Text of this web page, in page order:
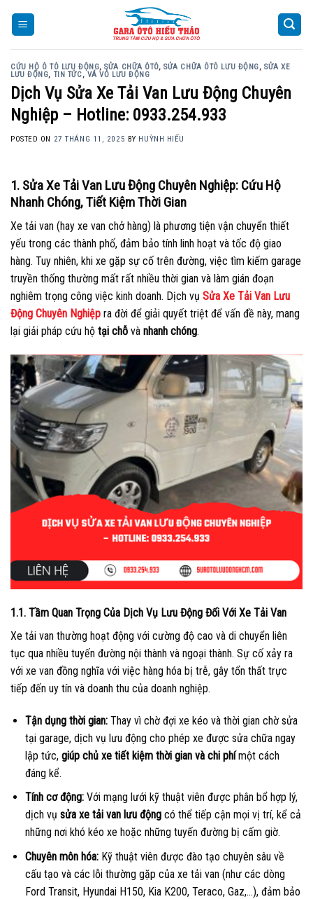
CỨU HỘ Ô TÔ LƯU ĐỘNG,SỬA CHỮA ÔTÔ,SỬA CHỮA ÔTÔ LƯU ĐỘNG,SỬA XE
LƯU ĐỘNG, TIN TỨC, VÁ VỎ LƯU ĐỘNG
Dịch Vụ Sửa Xe Tải Van Lưu Động Chuyên
Nghiệp – Hotline: 0933.254.933
POSTED ON 27 THÁNG 11, 2025 BY HUỲNH HIẾU
1. Sửa Xe Tải Van Lưu Động Chuyên Nghiệp: Cứu Hộ
Nhanh Chóng, Tiết Kiệm Thời Gian
Xe tải van (hay xe van chở hàng) là phương tiện vận chuyển thiết
yếu trong các thành phố, đảm bảo tính linh hoạt và tốc độ giao
hàng. Tuy nhiên, khi xe gặp sự cố trên đường, việc tìm kiếm garage
truyền thống thường mất rất nhiều thời gian và làm gián đoạn
nghiêm trọng công việc kinh doanh. Dịch vụ Sửa Xe Tải Van Lưu
Động Chuyên Nghiệp ra đời để giải quyết triệt để vấn đề này, mang
lại giải pháp cứu hộ tại chỗ và nhanh chóng.
1.1. Tầm Quan Trọng Của Dịch Vụ Lưu Động Đối Với Xe Tải Van
Xe tải van thường hoạt động với cường độ cao và di chuyển liên
tục qua nhiều tuyến đường nội thành và ngoại thành. Sự cố xảy ra
với xe van đồng nghĩa với việc hàng hóa bị trễ, gây tổn thất trực
tiếp đến uy tín và doanh thu của doanh nghiệp.
Tận dụng thời gian:Thay vì chờ đợi xe kéo và thời gian chờ sửa
tại garage, dịch vụ lưu động cho phép xe được sửa chữa ngay
lập tức, giúp chủ xe tiết kiệm thời gian và chi phímột cách
đáng kể.
Tính cơ động:Với mạng lưới kỹ thuật viên được phân bổ hợp lý,
dịch vụ sửa xe tải van lưu độngcó thể tiếp cận mọi vị trí, kể cả
những nơi khó kéo xe hoặc những tuyến đường bị cấm giờ.
Chuyên môn hóa:Kỹ thuật viên được đào tạo chuyên sâu về
cấu tạo và các lỗi thường gặp của xe tải van (như các dòng
Ford Transit, Hyundai H150, Kia K200, Teraco, Gaz,…), đảm bảo